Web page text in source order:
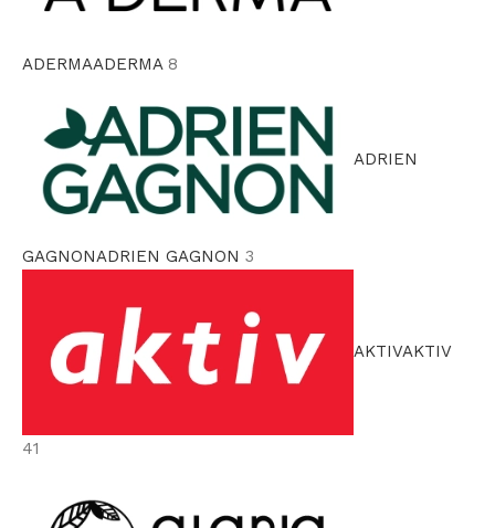
ADERMAADERMA 8
ADRIEN
GAGNONADRIEN GAGNON 3
AKTIVAKTIV
41